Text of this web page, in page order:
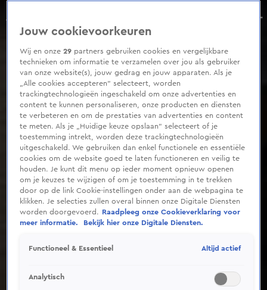
Rob Jetten strijdbaar na aanval op kantoor D66: 'Meer mensen accepteren dit niet'
Aflevering 266, Seizoen 2025
of
seconds
Jouw cookievoorkeuren
Wij en onze29 partners gebruiken cookies en vergelijkbare
technieken om informatie te verzamelen over jou als gebruiker
van onze website(s), jouw gedrag en jouw apparaten. Als je
„Alle cookies accepteren” selecteert, worden
trackingtechnologieën ingeschakeld om onze advertenties en
content te kunnen personaliseren, onze producten en diensten
te verbeteren en om de prestaties van advertenties en content
te meten. Als je „Huidige keuze opslaan” selecteert of je
toestemming intrekt, worden deze trackingtechnologieën
uitgeschakeld. We gebruiken dan enkel functionele en essentiële
cookies om de website goed te laten functioneren en veilig te
houden. Je kunt dit menu op ieder moment opnieuw openen
om je keuzes te wijzigen of om je toestemming in te trekken
door op de link Cookie-instellingen onder aan de webpagina te
klikken. Je selecties zullen overal binnen onze Digitale Diensten
worden doorgevoerd.
Raadpleeg onze Cookieverklaring voor
meer informatie.
Bekijk hier onze Digitale Diensten.
Functioneel & Essentieel Altijd actief
Analytisch